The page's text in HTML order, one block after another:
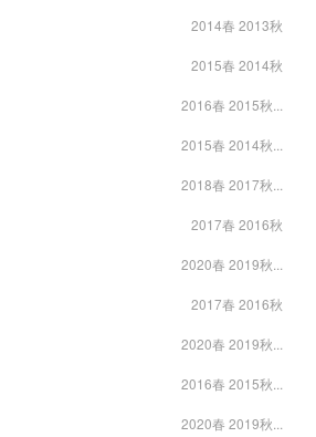
2014春 2013秋
2015春 2014秋
2016春 2015秋...
2015春 2014秋...
2018春 2017秋...
2017春 2016秋
2020春 2019秋...
2017春 2016秋
2020春 2019秋...
2016春 2015秋...
2020春 2019秋...